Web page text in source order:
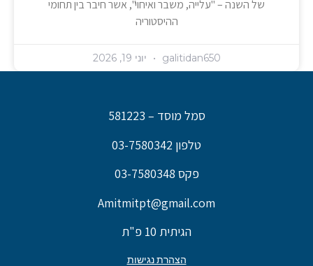
של השנה – "עלייה, משבר ואיחוי", אשר חיבר בין תחומי
ההיסטוריה
galitidan650 יוני 19, 2026
סמל מוסד – 581223
טלפון 03-7580342
פקס 03-7580348
Amitmitpt@gmail.com
הגיתית 10 פ"ת
הצהרת נגישות